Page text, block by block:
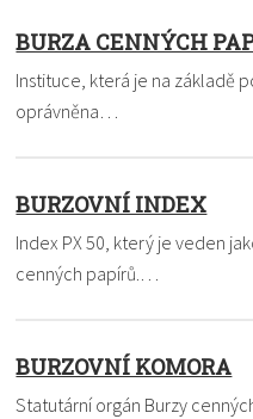
BURZA CENNÝCH
Instituce, která je na základě
oprávněna…
BURZOVNÍ INDEX
Index PX 50, který je veden
cenných papírů.…
BURZOVNÍ KOMORA
Statutární orgán Burzy